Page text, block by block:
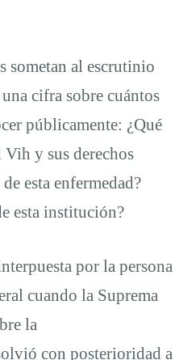
sometan al escrutinio
cifra sobre cuántos
públicamente: ¿Qué
Vih y sus derechos
esta enfermedad?
esta institución?
por la persona
cuando la Suprema
la
con posterioridad a